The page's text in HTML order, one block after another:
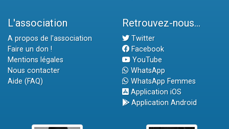
L'association
A propos de l'association
Faire un don !
Mentions légales
Nous contacter
Aide (FAQ)
Retrouvez-nous...
Twitter
Facebook
YouTube
WhatsApp
WhatsApp Femmes
Application iOS
Application Android